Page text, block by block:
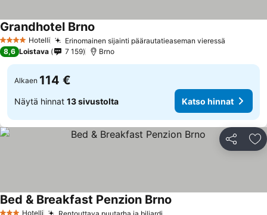
4 Tähtiluokitus
Hotelli Erinomainen sijainti päärautatieaseman vieressä
Grandhotel Brno
8,6 Loistava 7 159 Brno
Alkaen 114 €
Näytä hinnat 13 sivustolta Katso hinnat
Jaa
Hotelli Rentouttava puutarha ja biljardi
Bed & Breakfast Penzion Brno